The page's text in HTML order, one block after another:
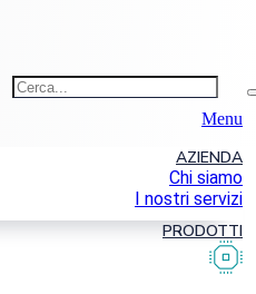
Menu
AZIENDA
Chi siamo
I nostri servizi
PRODOTTI